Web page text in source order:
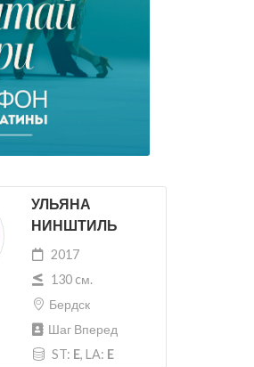
УЛЬЯНА
НИНШТИЛЬ
2017
130 cм.
Бердск
Шаг Вперед
ST: E, LA: E